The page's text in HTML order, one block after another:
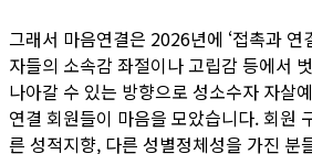
그래서 마음연결은 2026년에 ‘접촉과 연
자들의 소속감 좌절이나 고립감 등에서
나아갈 수 있는 방향으로 성소수자 자살
연결 회원들이 마음을 모았습니다. 회원
른 성적지향, 다른 성별정체성을 가진 분